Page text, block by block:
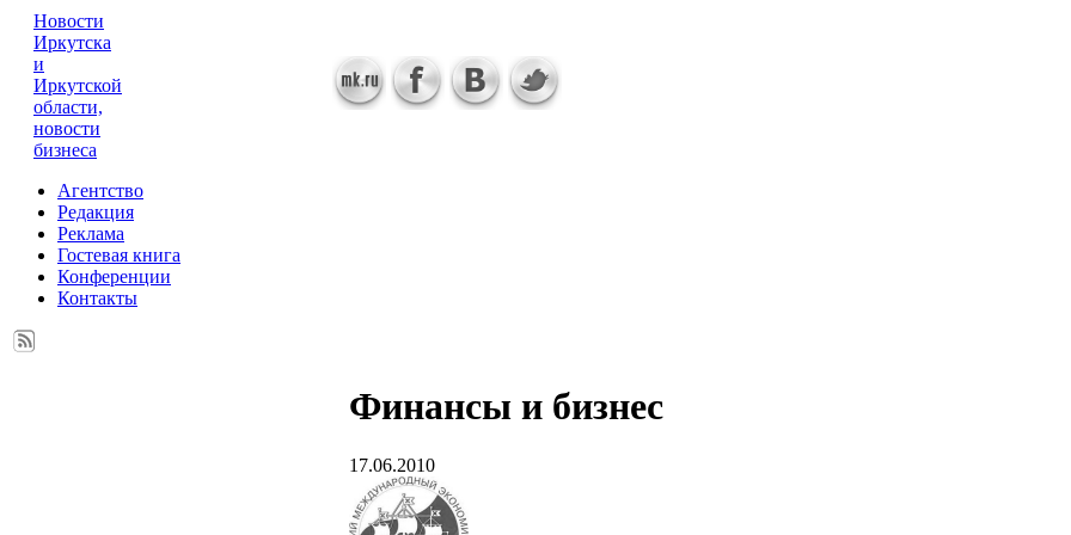
Новости
Иркутска
и
Иркутской
области,
новости
бизнеса
Агентство
Редакция
Реклама
Гостевая книга
Конференции
Контакты
Финансы и бизнес
17.06.2010